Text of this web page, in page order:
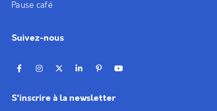
Pause café
Suivez-nous
S'inscrire à la newsletter